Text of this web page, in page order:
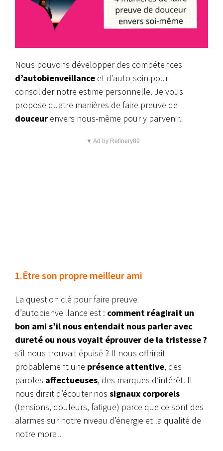
Nous pouvons développer des compétences
d’autobienveillance et d’auto-soin pour
consolider notre estime personnelle. Je vous
propose quatre manières de faire preuve de
douceur envers nous-même pour y parvenir.
▼ Ad by Refinery89
1.Être son propre meilleur ami
La question clé pour faire preuve
d’autobienveillance est : comment réagirait un
bon ami s’il nous entendait nous parler avec
dureté ou nous voyait éprouver de la tristesse ?
s’il nous trouvait épuisé ? Il nous offrirait
probablement une présence attentive, des
paroles affectueuses, des marques d’intérêt. Il
nous dirait d’écouter nos signaux corporels
(tensions, douleurs, fatigue) parce que ce sont des
alarmes sur notre niveau d’énergie et la qualité de
notre moral.